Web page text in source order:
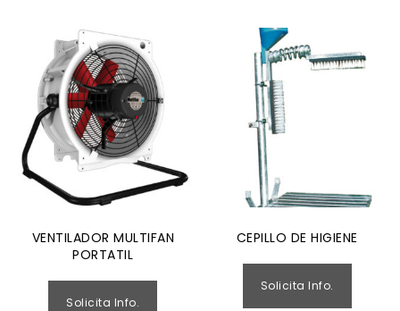
VENTILADOR MULTIFAN
PORTATIL
Solicita Info.
CEPILLO DE HIGIENE
Solicita Info.